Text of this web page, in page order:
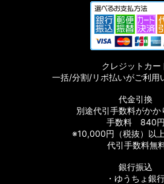
クレジットカー
一括/分割/リボ払いがご利用
代金引換
別途代引手数料がかか
手数料 840円
※10,000円（税抜）以
代引手数料無
銀行振込
・ゆうちょ銀